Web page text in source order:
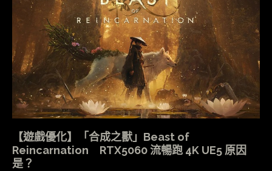
【遊戲優化】「合成之獸」Beast of
Reincarnation RTX5060 流暢跑 4K UE5 原因
是？